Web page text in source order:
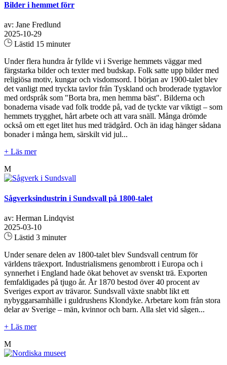
Bilder i hemmet förr
av: Jane Fredlund
2025-10-29
Lästid 15 minuter
Under flera hundra år fyllde vi i Sverige hemmets väggar med
färgstarka bilder och texter med budskap. Folk satte upp bilder med
religiösa motiv, kungar och visdomsord. I början av 1900-talet blev
det vanligt med tryckta tavlor från Tyskland och broderade tygtavlor
med ordspråk som "Borta bra, men hemma bäst". Bilderna och
bonaderna visade vad folk trodde på, vad de tyckte var viktigt – som
hemmets trygghet, hårt arbete och att vara snäll. Många drömde
också om ett eget litet hus med trädgård. Och än idag hänger sådana
bonader i många hem, särskilt vid jul...
+ Läs mer
M
Sågverksindustrin i Sundsvall på 1800-talet
av: Herman Lindqvist
2025-03-10
Lästid 3 minuter
Under senare delen av 1800-talet blev Sundsvall centrum för
världens träexport. Industrialismens genombrott i Europa och i
synnerhet i England hade ökat behovet av svenskt trä. Exporten
femfaldigades på tjugo år. År 1870 bestod över 40 procent av
Sveriges export av trävaror. Sundsvall växte snabbt likt ett
nybyggarsamhälle i guldrushens Klondyke. Arbetare kom från stora
delar av Sverige – män, kvinnor och barn. Alla slet vid sågen...
+ Läs mer
M